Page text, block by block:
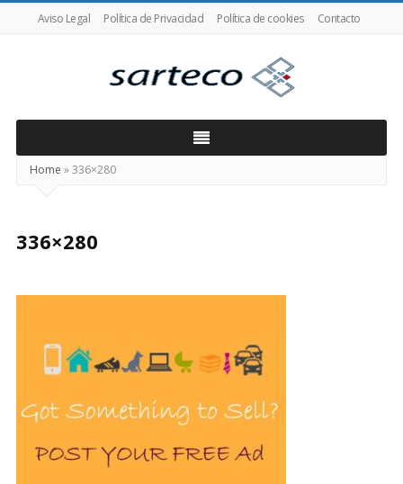
Aviso Legal Política de Privacidad Política de cookies Contacto
Home »336×280
336×280